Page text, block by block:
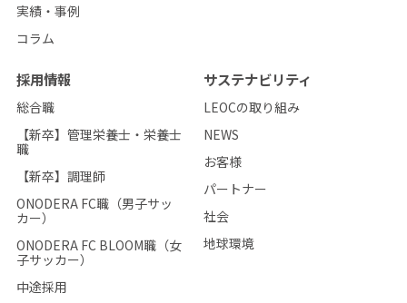
実績・事例
コラム
採用情報
総合職
【新卒】管理栄養士・栄養士
職
【新卒】調理師
ONODERA FC職（男子サッ
カー）
ONODERA FC BLOOM職（女
子サッカー）
中途採用
サステナビリティ
LEOCの取り組み
NEWS
お客様
パートナー
社会
地球環境